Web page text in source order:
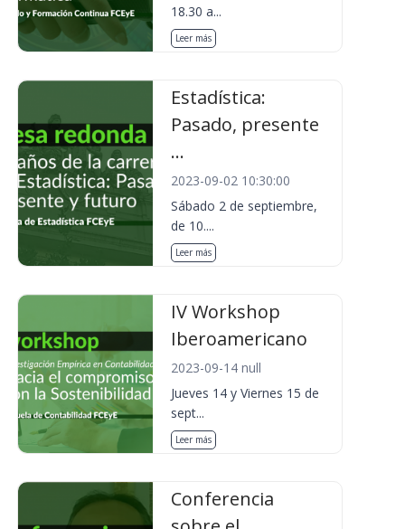
18.30 a...
Leer más
Estadística:
Pasado, presente
...
2023-09-02 10:30:00
Sábado 2 de septiembre,
de 10....
Leer más
IV Workshop
Iberoamericano
2023-09-14 null
Jueves 14 y Viernes 15 de
sept...
Leer más
Conferencia